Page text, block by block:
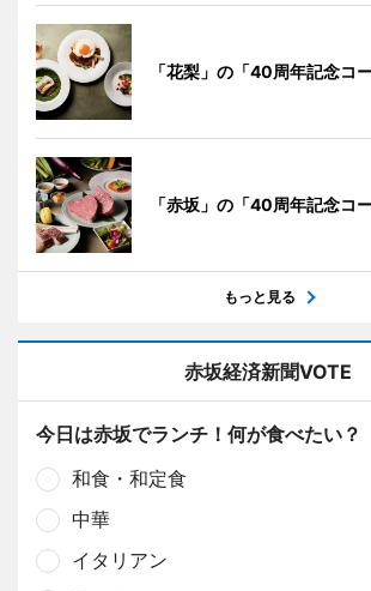
「花梨」の「40周年記念コー
「赤坂」の「40周年記念コー
もっと見る
赤坂経済新聞VOTE
今日は赤坂でランチ！何が食べたい？
和食・和定食
中華
イタリアン